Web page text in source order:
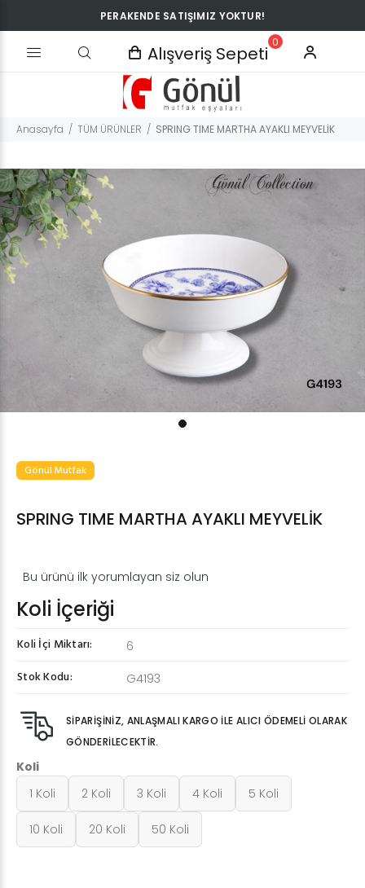
PERAKENDE SATIŞIMIZ YOKTUR!
Alışveriş Sepeti
0
Anasayfa TÜM ÜRÜNLER SPRING TIME MARTHA AYAKLI MEYVELİK
Gönül Mutfak
SPRING TIME MARTHA AYAKLI MEYVELİK
Bu ürünü ilk yorumlayan siz olun
Koli İçeriği
Koli İçi Miktarı: 6
Stok Kodu: G4193
SİPARİŞİNİZ, ANLAŞMALI KARGO İLE ALICI ÖDEMELİ OLARAK
GÖNDERİLECEKTİR.
Koli
1 Koli
2 Koli 3 Koli 4 Koli 5 Koli
10 Koli 20 Koli 50 Koli